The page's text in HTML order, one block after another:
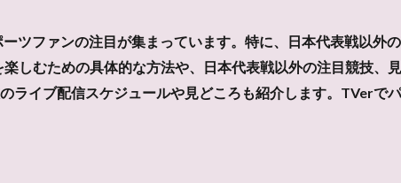
ツファンの注目が集まっています。特に、日本代表戦以外
しむための具体的な方法や、日本代表戦以外の注目競技、
ライブ配信スケジュールや見どころも紹介します。TVerで